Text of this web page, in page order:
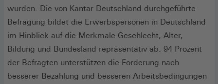
wurden. Die von Kantar Deutschland durchgeführte
Befragung bildet die Erwerbspersonen in Deutschland
im Hinblick auf die Merkmale Geschlecht, Alter,
Bildung und Bundesland repräsentativ ab. 94 Prozent
der Befragten unterstützen die Forderung nach
besserer Bezahlung und besseren Arbeitsbedingungen